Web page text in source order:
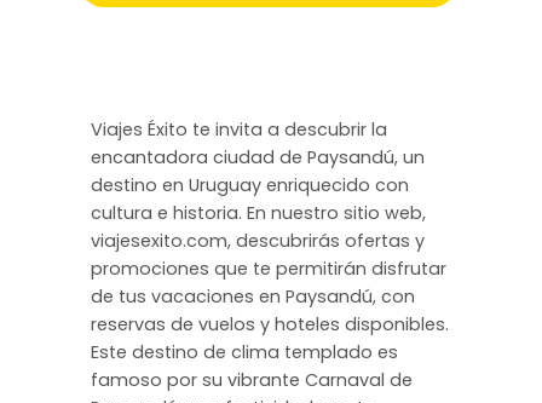
Viajes Éxito te invita a descubrir la
encantadora ciudad de Paysandú, un
destino en Uruguay enriquecido con
cultura e historia. En nuestro sitio web,
viajesexito.com, descubrirás ofertas y
promociones que te permitirán disfrutar
de tus vacaciones en Paysandú, con
reservas de vuelos y hoteles disponibles.
Este destino de clima templado es
famoso por su vibrante Carnaval de